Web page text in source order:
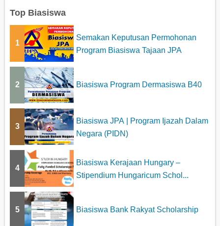
Top Biasiswa
1
Semakan Keputusan Permohonan
Program Biasiswa Tajaan JPA
2 Biasiswa Program Dermasiswa B40
3
Biasiswa JPA | Program Ijazah Dalam
Negara (PIDN)
4
Biasiswa Kerajaan Hungary –
Stipendium Hungaricum Schol...
5 Biasiswa Bank Rakyat Scholarship